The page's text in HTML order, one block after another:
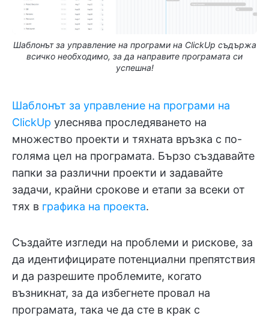
Шаблонът за управление на програми на ClickUp съдържа
всичко необходимо, за да направите програмата си
успешна!
Шаблонът за управление на програми на
ClickUp улеснява проследяването на
множество проекти и тяхната връзка с по-
голяма цел на програмата. Бързо създавайте
папки за различни проекти и задавайте
задачи, крайни срокове и етапи за всеки от
тях в графика на проекта.
Създайте изгледи на проблеми и рискове, за
да идентифицирате потенциални препятствия
и да разрешите проблемите, когато
възникнат, за да избегнете провал на
програмата, така че да сте в крак с